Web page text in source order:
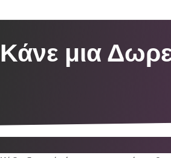
Κάνε μια